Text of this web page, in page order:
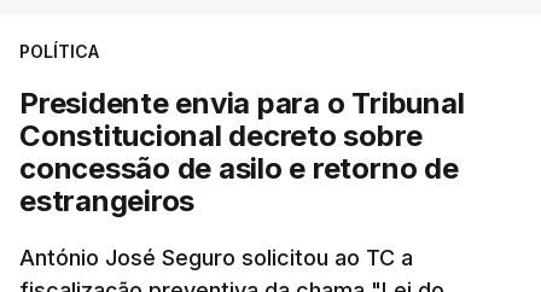
sistema mais simples, mais justo e transparente".
"Sempre que seja possível reduzir burocracias,
eliminar sobreposições e garantir que os apoios
chegam a quem mais necessita, estaremos a dar
um passo na direção certa", argumenta o
Presidente da República.
POLÍTICA
Presidente envia para o Tribunal
Constitucional decreto sobre
concessão de asilo e retorno de
estrangeiros
António José Seguro solicitou ao TC a